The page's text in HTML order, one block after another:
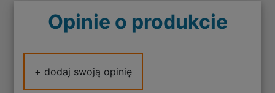
Opinie o produkcie
+ dodaj swoją opinię